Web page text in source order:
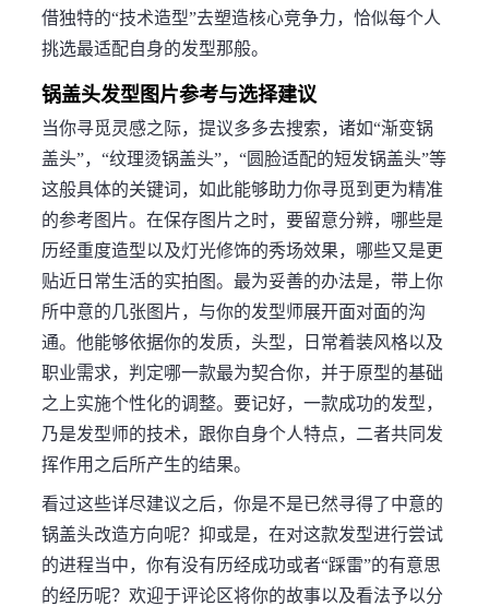
借独特的“技术造型”去塑造核心竞争力，恰似每个人
挑选最适配自身的发型那般。
锅盖头发型图片参考与选择建议
当你寻觅灵感之际，提议多多去搜索，诸如“渐变锅
盖头”，“纹理烫锅盖头”，“圆脸适配的短发锅盖头”等
这般具体的关键词，如此能够助力你寻觅到更为精准
的参考图片。在保存图片之时，要留意分辨，哪些是
历经重度造型以及灯光修饰的秀场效果，哪些又是更
贴近日常生活的实拍图。最为妥善的办法是，带上你
所中意的几张图片，与你的发型师展开面对面的沟
通。他能够依据你的发质，头型，日常着装风格以及
职业需求，判定哪一款最为契合你，并于原型的基础
之上实施个性化的调整。要记好，一款成功的发型，
乃是发型师的技术，跟你自身个人特点，二者共同发
挥作用之后所产生的结果。
看过这些详尽建议之后，你是不是已然寻得了中意的
锅盖头改造方向呢？抑或是，在对这款发型进行尝试
的进程当中，你有没有历经成功或者“踩雷”的有意思
的经历呢？欢迎于评论区将你的故事以及看法予以分